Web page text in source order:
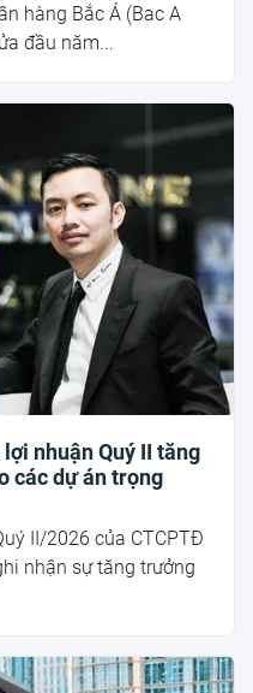
hàng Bắc Á (Bac A
đầu năm...
nhuận Quý II tăng
các dự án trọng
II/2026 của CTCPTĐ
nhận sự tăng trưởng